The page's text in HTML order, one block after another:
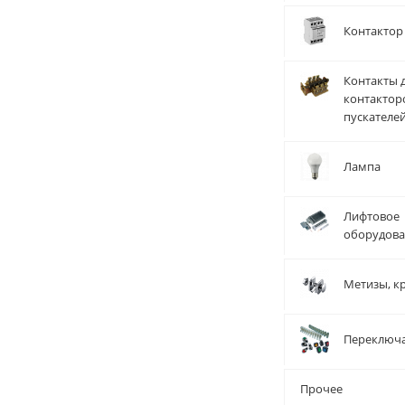
Контактор
Контакты
Лампа
Лифтовое
Метизы,
Прочее